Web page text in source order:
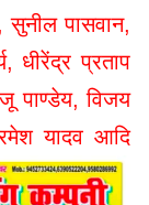
सुनील पासवान,
धीरेंद्र प्रताप
पाण्डेय, विजय
यादव आदि